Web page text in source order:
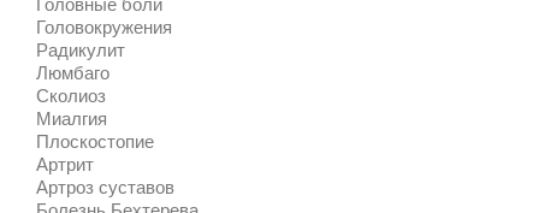
Головокружения
Радикулит
Люмбаго
Сколиоз
Миалгия
Плоскостопие
Артрит
Артроз суставов